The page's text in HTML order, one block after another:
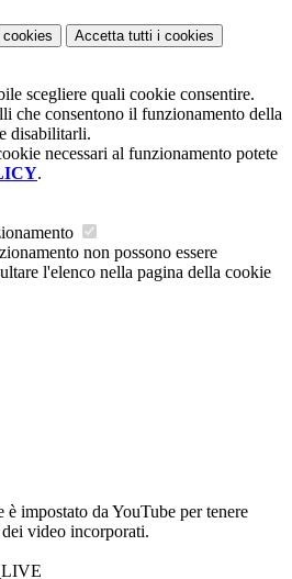
cookies Accetta tutti i cookies
scegliere quali cookie consentire.
che consentono il funzionamento della
disabilitarli.
necessari al funzionamento potete
.
non possono essere
l'elenco nella pagina della cookie
è impostato da YouTube per tenere
video incorporati.